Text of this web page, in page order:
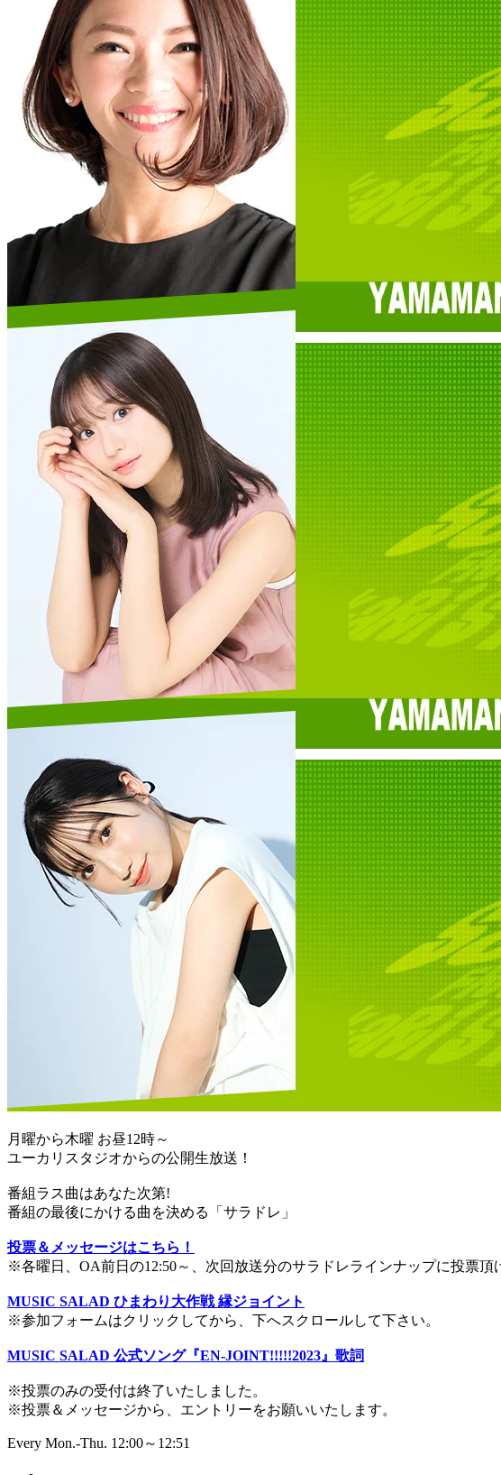
月曜から木曜 お昼12時～
ユーカリスタジオからの公開生放送！
番組ラス曲はあなた次第!
番組の最後にかける曲を決める「サラドレ」
投票＆メッセージはこちら！
※各曜日、OA前日の12:50～、次回放送分のサラドレラインナップに投票頂
MUSIC SALAD ひまわり大作戦 縁ジョイント
※参加フォームはクリックしてから、下へスクロールして下さい。
MUSIC SALAD 公式ソング『EN-JOINT!!!!!2023』歌詞
※投票のみの受付は終了いたしました。
※投票＆メッセージから、エントリーをお願いいたします。
Every Mon.-Thu. 12:00～12:51